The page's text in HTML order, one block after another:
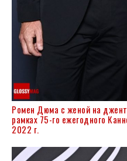
Ромен Дюма с женой на
рамках 75-го ежегодного
2022 г.